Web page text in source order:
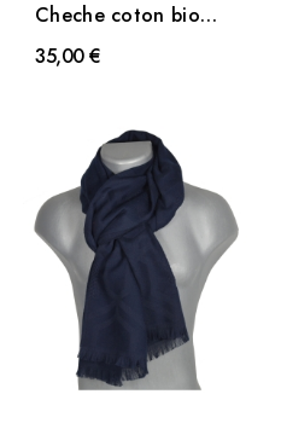
Cheche coton bio
District noir
35,00 €